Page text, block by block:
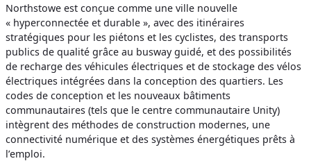
Northstowe est conçue comme une ville nouvelle
« hyperconnectée et durable », avec des itinéraires
stratégiques pour les piétons et les cyclistes, des transports
publics de qualité grâce au busway guidé, et des possibilités
de recharge des véhicules électriques et de stockage des vélos
électriques intégrées dans la conception des quartiers. Les
codes de conception et les nouveaux bâtiments
communautaires (tels que le centre communautaire Unity)
intègrent des méthodes de construction modernes, une
connectivité numérique et des systèmes énergétiques prêts à
l’emploi.